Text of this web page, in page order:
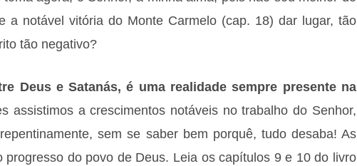
a notável vitória do Monte Carmelo (cap. 18) dar lugar, tão
tão negativo?
Deus e Satanás, é uma realidade sempre presente na
assistimos a crescimentos notáveis no trabalho do Senhor,
sem se saber bem porquê, tudo desaba! As
do povo de Deus. Leia os capítulos 9 e 10 do livro